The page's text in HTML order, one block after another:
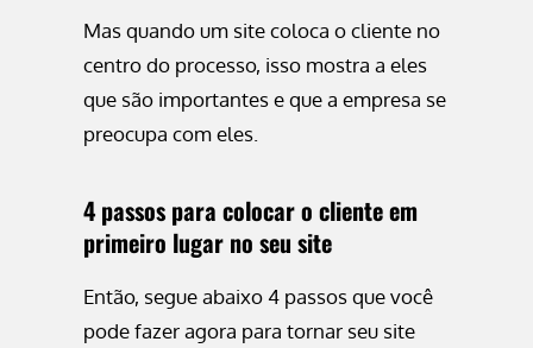
Mas quando um site coloca o cliente no
centro do processo, isso mostra a eles
que são importantes e que a empresa se
preocupa com eles.
4 passos para colocar o cliente em
primeiro lugar no seu site
Então, segue abaixo 4 passos que você
pode fazer agora para tornar seu site